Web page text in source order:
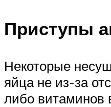
Приступы
Некоторые
яйца не из-за
либо витаминов